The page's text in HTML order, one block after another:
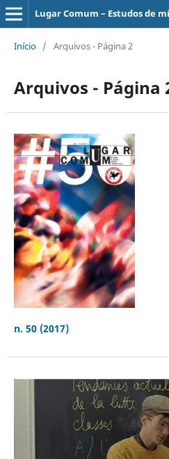
Lugar Comum – Estudos de
Início / Arquivos - Página 2
Arquivos - Página
n. 50 (2017)